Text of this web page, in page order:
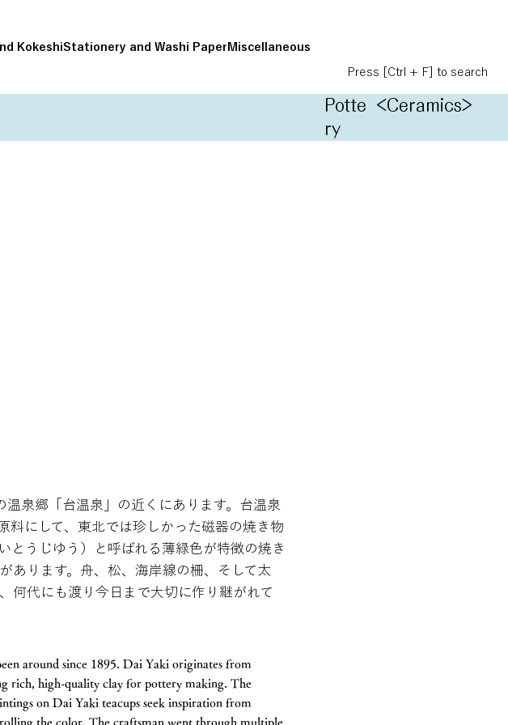
KokeshiStationery and Washi PaperMiscellaneous
Press [Ctrl + F] to search
Potte
ry
<Ceramics>
泉郷「台温泉」の近くにあります。台温泉
料にして、東北では珍しかった磁器の焼き物
とうじゆう）と呼ばれる薄緑色が特徴の焼き
あります。舟、松、海岸線の柵、そして太
何代にも渡り今日まで大切に作り継がれて
around since 1895. Dai Yaki originates from
rich, high-quality clay for pottery making. The
on Dai Yaki teacups seek inspiration from
the color. The craftsman went through multiple